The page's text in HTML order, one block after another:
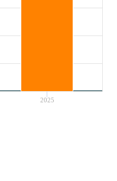
2025